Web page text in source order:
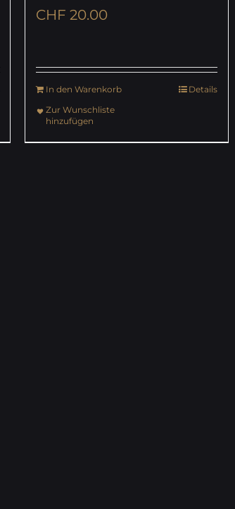
CHF 20.00
In den Warenkorb
Details
Zur Wunschliste
hinzufügen